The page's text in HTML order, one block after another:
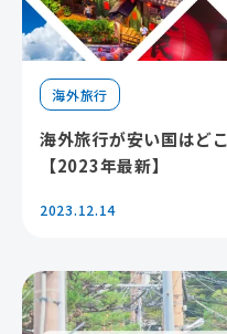
海外旅行
海外旅行が安い国はど
【2023年最新】
2023.12.14